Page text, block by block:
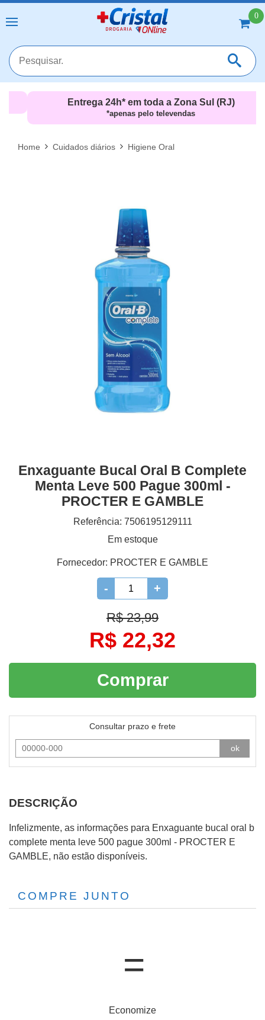
0
MAIS RESULTADOS FECHAR [X]
Entrega 24h* em toda a Zona Sul (RJ)
*apenas pelo televendas
Home Cuidados diários Higiene Oral
Enxaguante Bucal Oral B Complete
Menta Leve 500 Pague 300ml -
PROCTER E GAMBLE
Referência: 7506195129111
Em estoque
Fornecedor: PROCTER E GAMBLE
- +
R$ 23,99
R$ 22,32
Comprar
Consultar prazo e frete
ok
DESCRIÇÃO
Infelizmente, as informações para Enxaguante bucal oral b
complete menta leve 500 pague 300ml - PROCTER E
GAMBLE, não estão disponíveis.
COMPRE JUNTO
Economize